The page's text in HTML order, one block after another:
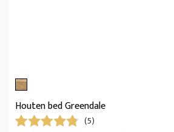
Houten bed Greendale
(5)